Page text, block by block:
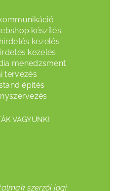
készítés
kezelés
kezelés
menedzsment
tervezés
építés
VAGYUNK!
szerzői jogi